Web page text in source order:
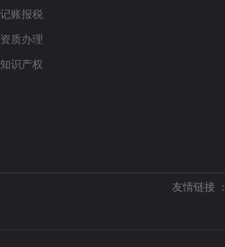
记账报税
资质办理
知识产权
友情链接 ：